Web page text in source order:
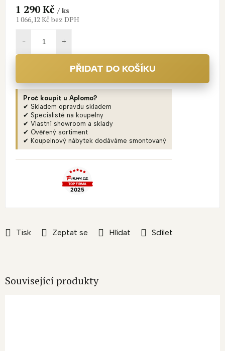
Tisk Zeptat se Hlídat Sdílet
1 290 Kč/ ks
1 066,12 Kč bez DPH
PŘIDAT DO KOŠÍKU
Proč koupit u Aplomo?
✔ Skladem opravdu skladem
✔ Specialisté na koupelny
✔ Vlastní showroom a sklady
✔ Ověřený sortiment
✔ Koupelnový nábytek dodáváme smontovaný
Související produkty